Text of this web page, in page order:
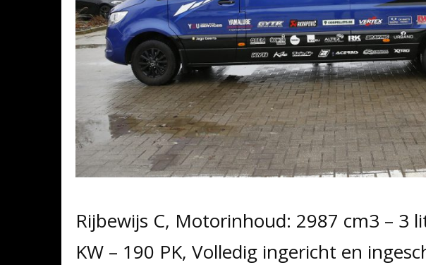
Rijbewijs C, Motorinhoud: 2987 cm3 – 3
KW – 190 PK, Volledig ingericht en